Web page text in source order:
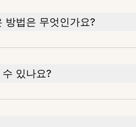
방법은 무엇인가요?
있나요?